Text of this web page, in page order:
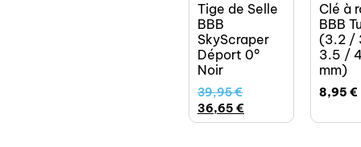
Tige de Selle
BBB
SkyScraper
Déport 0°
Noir
39,95€
36,65 €
Clé à
BBB
(3.2 /
3.5 /
mm)
8,95 €